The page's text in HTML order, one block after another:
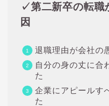
✓第二新卒の転職
因
退職理由が会社の
自分の身の丈に合
た
企業にアピールす
た